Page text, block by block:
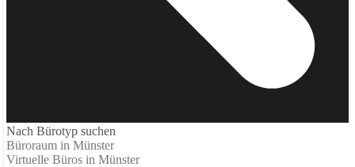
Nach Bürotyp suchen
Büroraum in Münster
Virtuelle Büros in Münster